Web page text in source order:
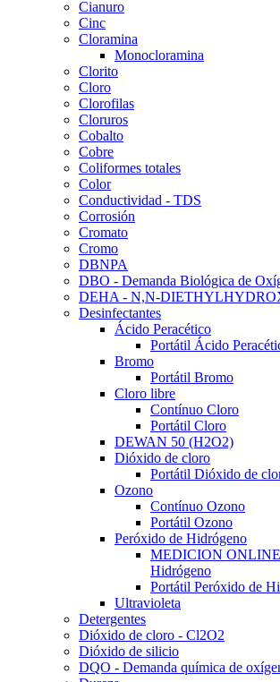
Cianuro
Cinc
Cloramina
Monocloramina
Clorito
Cloro
Clorofilas
Cloruros
Cobalto
Cobre
Coliformes totales
Color
Conductividad - TDS
Corrosión
Cromato
Cromo
DBNPA
DBO - Demanda Biológica de
DEHA - N,N-
Desinfectantes
Ácido Peracético
Portátil Ácido
Bromo
Portátil Bromo
Cloro libre
Contínuo Cloro
Portátil Cloro
DEWAN 50 (H2O2)
Dióxido de cloro
Portátil Dióxido de
Ozono
Contínuo Ozono
Portátil Ozono
Peróxido de Hidrógeno
MEDICION ONLINE
Hidrógeno
Portátil Peróxido de
Ultravioleta
Detergentes
Dióxido de cloro - Cl2O2
Dióxido de silicio
DQO - Demanda química de